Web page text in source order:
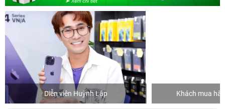
Diễn viên Huỳnh Lập Khách mua